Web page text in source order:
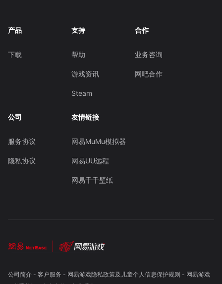
产品
下载
支持
帮助
游戏资讯
Steam
合作
业务咨询
网吧合作
公司
服务协议
隐私协议
友情链接
网易MuMu模拟器
网易UU远程
网易千千壁纸
公司简介- 客户服务 - 网易游戏隐私政策及儿童个人信息保护规则 - 网易游戏